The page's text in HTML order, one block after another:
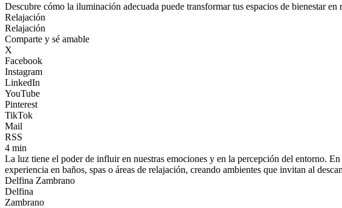
Descubre cómo la iluminación adecuada puede transformar tus espacios de bienestar
Relajación
Relajación
Comparte y sé amable
X
Facebook
Instagram
LinkedIn
YouTube
Pinterest
TikTok
Mail
RSS
4 min
La luz tiene el poder de influir en nuestras emociones y en la percepción del entorno.
experiencia en baños, spas o áreas de relajación, creando ambientes que invitan al
Delfina Zambrano
Delfina
Zambrano